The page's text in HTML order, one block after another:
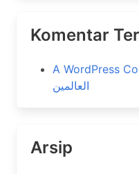
Komentar
A WordPress
العالمين
Arsip